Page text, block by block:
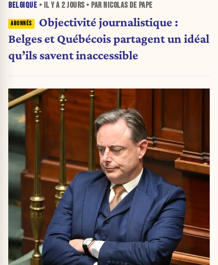
BELGIQUE • IL Y A 2 JOURS• PAR NICOLAS DE PAPE
Objectivité journalistique :
Belges et Québécois partagent un idéal
qu’ils savent inaccessible